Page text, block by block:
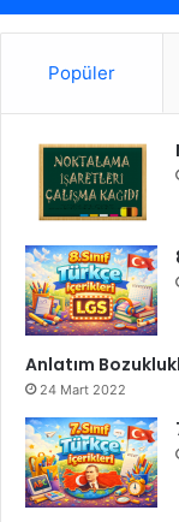
Popüler
Anlatım
24 Mart 2022